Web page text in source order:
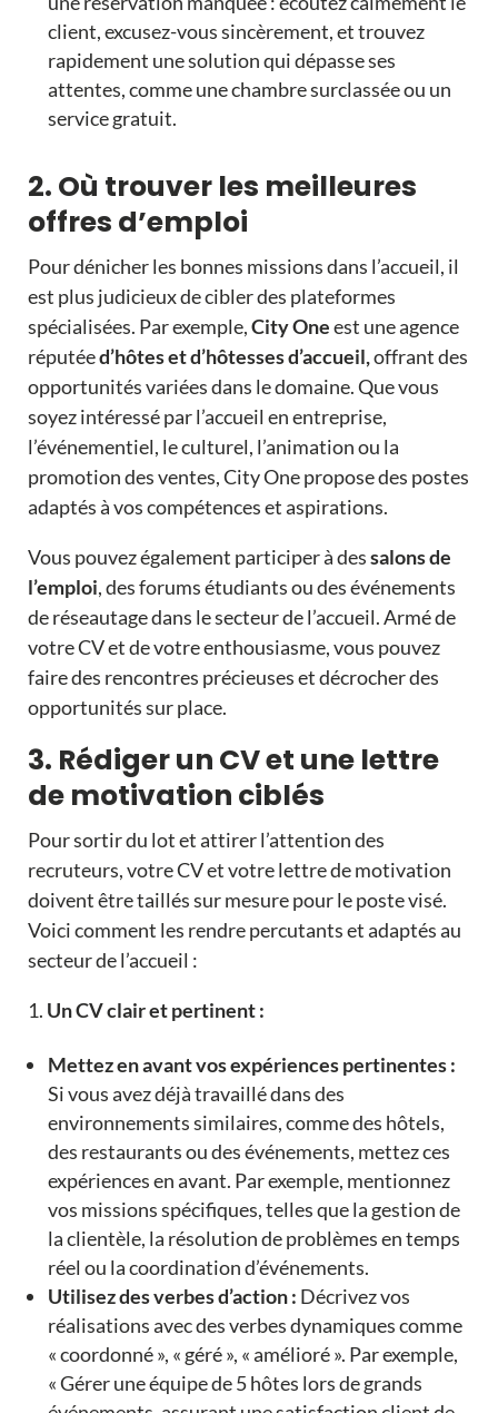
client, excusez-vous sincèrement, et trouvez
rapidement une solution qui dépasse ses
attentes, comme une chambre surclassée ou un
service gratuit.
2. Où trouver les meilleures
offres d’emploi
Pour dénicher les bonnes missions dans l’accueil, il
est plus judicieux de cibler des plateformes
spécialisées. Par exemple,City Oneest une agence
réputéed’hôtes et d’hôtesses d’accueil,offrant des
opportunités variées dans le domaine. Que vous
soyez intéressé par l’accueil en entreprise,
l’événementiel, le culturel, l’animation ou la
promotion des ventes, City One propose des postes
adaptés à vos compétences et aspirations.
Vous pouvez également participer à dessalons de
l’emploi, des forums étudiants ou des événements
de réseautage dans le secteur de l’accueil. Armé de
votre CV et de votre enthousiasme, vous pouvez
faire des rencontres précieuses et décrocher des
opportunités sur place.
3. Rédiger un CV et une lettre
de motivation ciblés
Pour sortir du lot et attirer l’attention des
recruteurs, votre CV et votre lettre de motivation
doivent être taillés sur mesure pour le poste visé.
Voici comment les rendre percutants et adaptés au
secteur de l’accueil :
Un CV clair et pertinent :
Mettez en avant vos expériences pertinentes :
Si vous avez déjà travaillé dans des
environnements similaires, comme des hôtels,
des restaurants ou des événements, mettez ces
expériences en avant. Par exemple, mentionnez
vos missions spécifiques, telles que la gestion de
la clientèle, la résolution de problèmes en temps
réel ou la coordination d’événements.
Utilisez des verbes d’action : Décrivez vos
réalisations avec des verbes dynamiques comme
« coordonné », « géré », « amélioré ». Par exemple,
« Gérer une équipe de 5 hôtes lors de grands